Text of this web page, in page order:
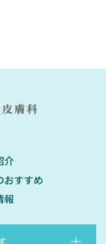
介
おすすめ
報